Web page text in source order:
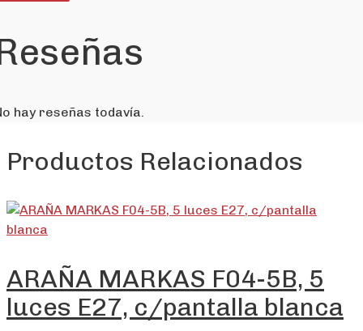
hay reseñas todavía.
Productos Relacionados
ARAÑA MARKAS F04-5B, 5
luces E27, c/pantalla blanca